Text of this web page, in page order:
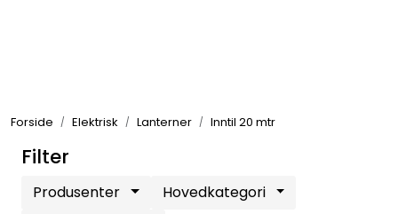
Forside Elektrisk Lanterner Inntil 20 mtr
Filter
Produsenter
Hovedkategori
Elektrisk
Bygg/Innredning